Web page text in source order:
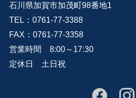
石川県加賀市加茂町98番地1
TEL：0761-77-3388
FAX：0761-77-3358
営業時間 8:00～17:30
定休日 土日祝